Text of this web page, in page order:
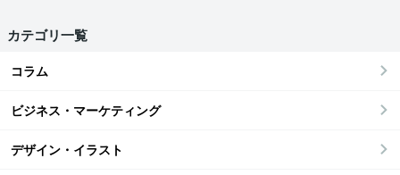
カテゴリ一覧
コラム
ビジネス・マーケティング
デザイン・イラスト